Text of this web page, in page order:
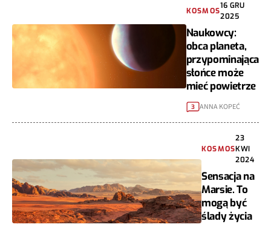
KOSMOS
16 GRU
2025
Naukowcy:
obca planeta,
przypominająca
słońce może
mieć powietrze
3 ANNA KOPEĆ
KOSMOS
23
KWI
2024
Sensacja na
Marsie. To
mogą być
ślady życia